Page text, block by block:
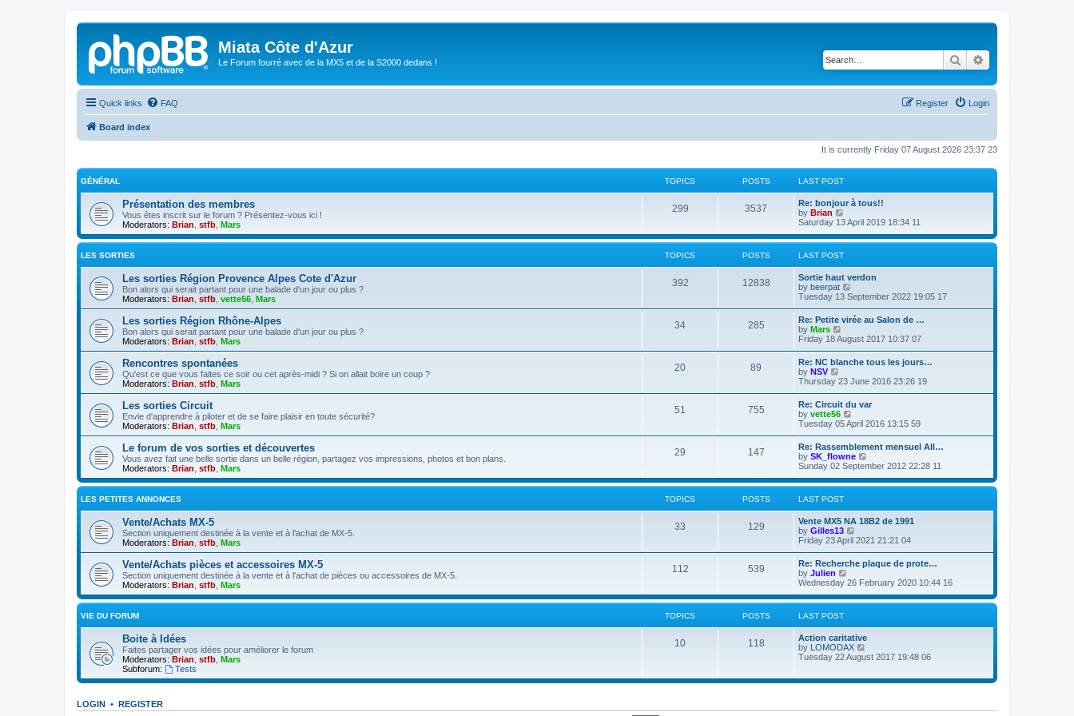
Miata Côte d'Azur
Le Forum fourré avec de la MX5 et de la S2000 dedans ! Search
Quick links FAQ Login
Register
Board index
It is currently Friday 07 August 2026 23:37 23
GÉNÉRAL TOPICS POSTS LAST POST
Présentation des membres
Vous êtes inscrit sur le forum ? Présentez-vous ici !
Moderators: Brian stfb Mars
299 3537
Re: bonjour à tous!!
by Brian
i
w
e
l
a
t
e
s
p
o
s
t
Saturday 13 April 2019 18:34 11
LES SORTIES TOPICS POSTS LAST POST
Les sorties Région Provence Alpes Cote d'Azur
Bon alors qui serait partant pour une balade d'un jour ou plus ?
Moderators: Brian stfb vette56 Mars
392 12838
Sortie haut verdon
by beerpat
i
w
t
e
l
a
e
s
t
p
o
s
t
Tuesday 13 September 2022 19:05 17
Les sorties Région Rhône-Alpes
Bon alors qui serait partant pour une balade d'un jour ou plus ?
Moderators: Brian stfb Mars
34 285
Re: Petite virée au Salon de …
by Mars
i
t
h
e
l
a
t
e
s
t
p
o
s
t
Friday 18 August 2017 10:37 07
Rencontres spontanées
Qu'est ce que vous faites ce soir ou cet après-midi ? Si on allait boire un coup ?
Moderators: Brian stfb Mars
20 89
Re: NC blanche tous les jours…
by NSV
i
w
t
h
e
l
a
t
e
s
t
p
o
s
t
Thursday 23 June 2016 23:26 19
Les sorties Circuit
Envie d'apprendre à piloter et de se faire plaisir en toute sécurité?
Moderators: Brian stfb Mars
51 755
Re: Circuit du var
by vette56
i
w
t
h
e
l
a
e
s
t
p
s
t
Tuesday 05 April 2016 13:15 59
Le forum de vos sorties et découvertes
Vous avez fait une belle sortie dans un belle région, partagez vos impressions, photos et bon plans.
Moderators: Brian stfb Mars
29 147
Re: Rassemblement mensuel All…
by SK_flowne
i
w
e
l
t
e
s
p
s
Sunday 02 September 2012 22:28 11
LES PETITES ANNONCES TOPICS POSTS LAST POST
Vente/Achats MX-5
Section uniquement destinée à la vente et à l'achat de MX-5.
Moderators: Brian stfb Mars
33 129
Vente MX5 NA 18B2 de 1991
by Gilles13
i
t
h
e
l
a
e
s
t
p
o
t
Friday 23 April 2021 21:21 04
Vente/Achats pièces et accessoires MX-5
Section uniquement destinée à la vente et à l'achat de pièces ou accessoires de MX-5.
Moderators: Brian stfb Mars
112 539
Re: Recherche plaque de prote…
by Julien
i
w
e
l
a
t
s
Wednesday 26 February 2020 10:44 16
VIE DU FORUM TOPICS POSTS LAST POST
Boite à Idées
Faites partager vos idées pour améliorer le forum
Moderators: Brian stfb Mars
Subforum:
Tests
10 118
Action caritative
by LOMODAX
i
t
l
Tuesday 22 August 2017 19:48 06
LOGIN • REGISTER